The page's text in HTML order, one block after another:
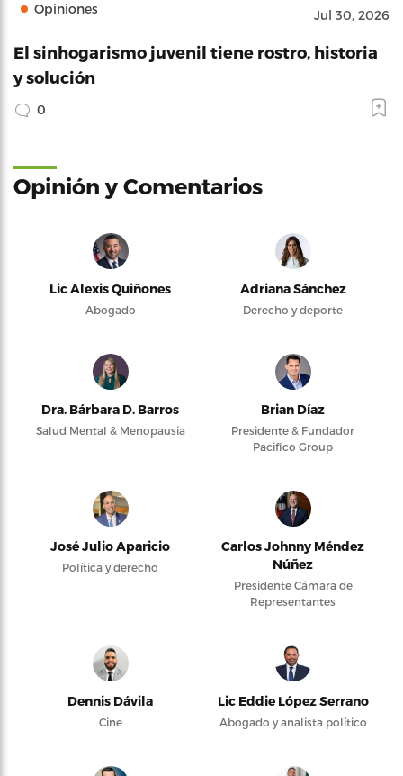
Opiniones Jul 30, 2026
El sinhogarismo juvenil tiene rostro, historia
y solución
0
Opinión y Comentarios
Lic Alexis Quiñones
Abogado
Adriana Sánchez
Derecho y deporte
Dra. Bárbara D. Barros
Salud Mental & Menopausia
Brian Díaz
Presidente & Fundador
Pacifico Group
José Julio Aparicio
Política y derecho
Carlos Johnny Méndez
Núñez
Presidente Cámara de
Representantes
Dennis Dávila
Cine
Lic Eddie López Serrano
Abogado y analista político